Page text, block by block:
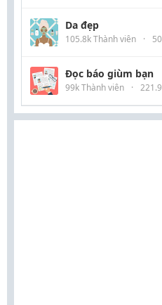
Da đẹp
105.8k Thành viên ·
Đọc báo giùm bạn
99k Thành viên ·